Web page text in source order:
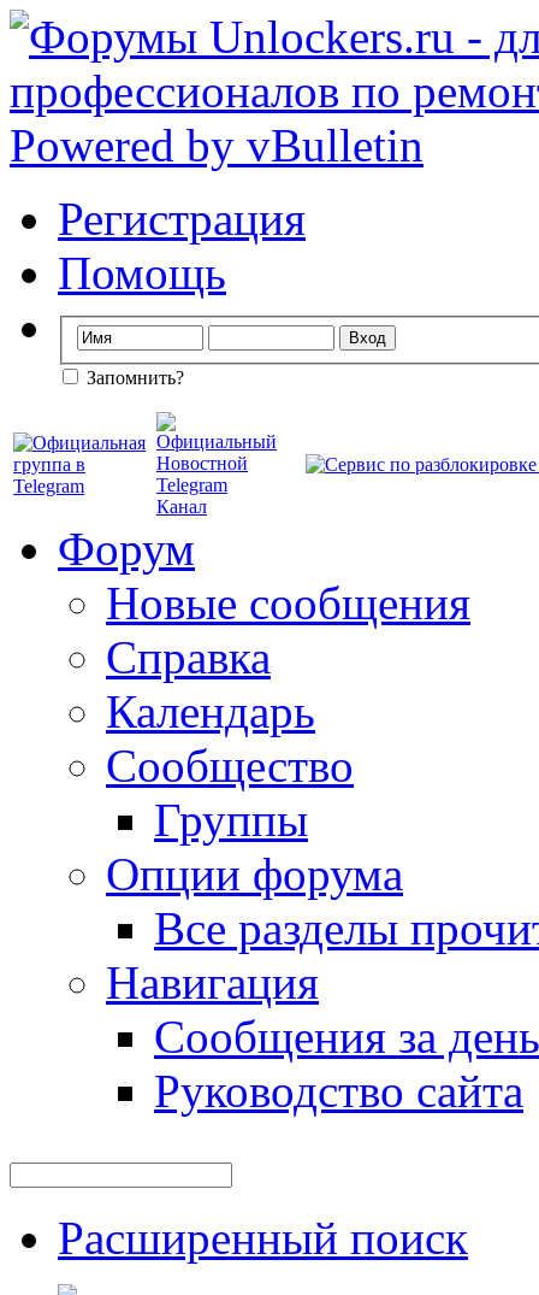
Регистрация
Помощь
Запомнить?
Форум
Новые сообщения
Справка
Календарь
Сообщество
Группы
Опции форума
Все разделы
Навигация
Сообщения за день
Руководство сайта
Расширенный поиск